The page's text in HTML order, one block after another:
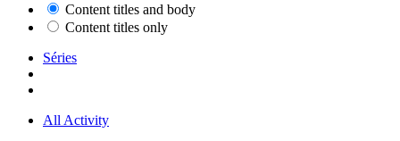
Content titles and body
Content titles only
Séries
All Activity